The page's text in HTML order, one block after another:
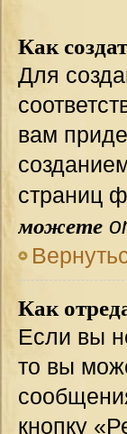
Как
Для
вам
страниц
можете
Как
Если вы
то вы
кнопку